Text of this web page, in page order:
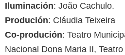
Iluminación: João Cachulo.
Produción: Cláudia Teixeira
Co-produción: Teatro
Nacional Dona Maria II,